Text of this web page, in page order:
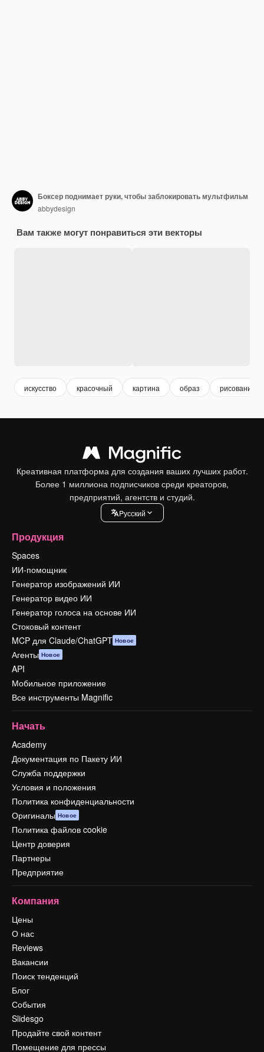
Боксер поднимает руки, чтобы заблокировать мультфильм
abbydesign
Вам также могут понравиться эти векторы
искусство красочный картина образ рисование
Креативная платформа для создания ваших лучших работ.
Более 1 миллиона подписчиков среди креаторов,
предприятий, агентств и студий.
Pусский
Продукция
Spaces
ИИ-помощник
Генератор изображений ИИ
Генератор видео ИИ
Генератор голоса на основе ИИ
Стоковый контент
MCP для Claude/ChatGPT Новое
Агенты Новое
API
Мобильное приложение
Все инструменты Magnific
Начать
Academy
Документация по Пакету ИИ
Служба поддержки
Условия и положения
Политика конфиденциальности
Оригиналы Новое
Политика файлов cookie
Центр доверия
Партнеры
Предприятие
Компания
Цены
О нас
Reviews
Вакансии
Поиск тенденций
Блог
События
Slidesgo
Продайте свой контент
Помещение для прессы